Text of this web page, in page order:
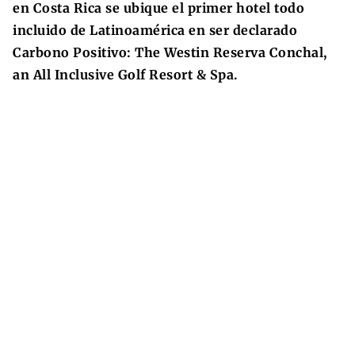
en Costa Rica se ubique el primer hotel todo
incluido de Latinoamérica en ser declarado
Carbono Positivo: The Westin Reserva Conchal,
an All Inclusive Golf Resort & Spa.